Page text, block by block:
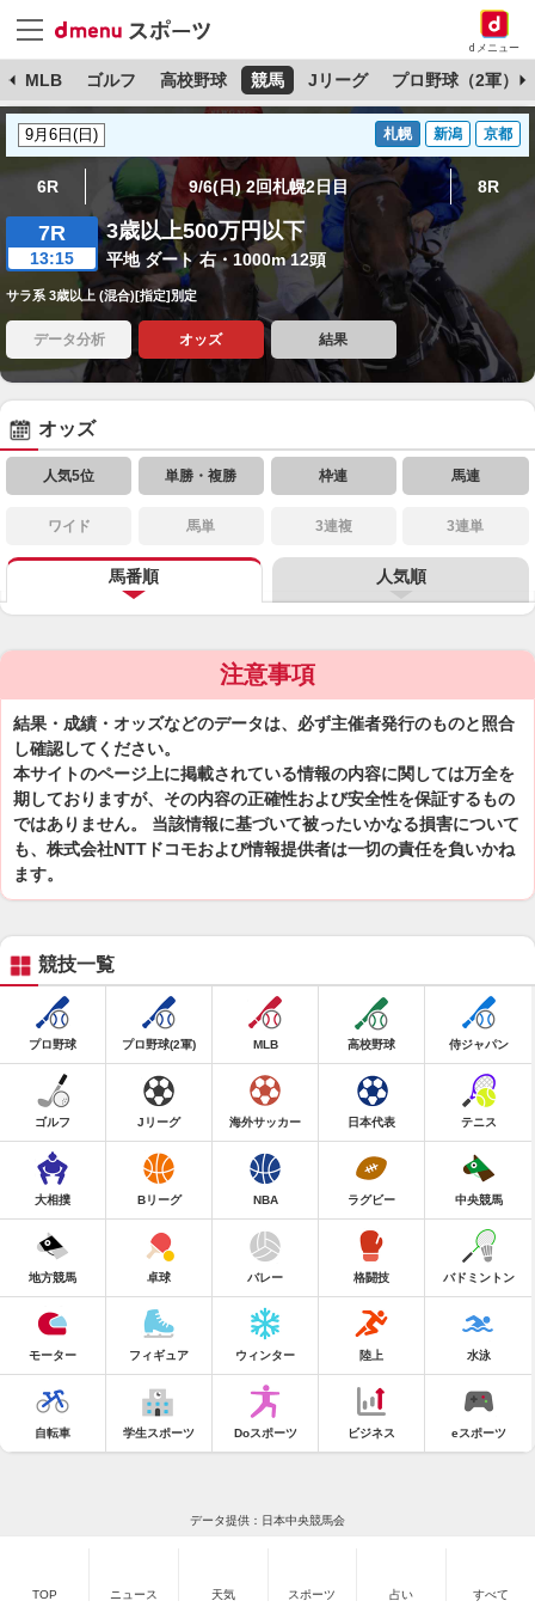
dメニュー
MLB ゴルフ 高校野球 競馬 Jリーグ プロ野球（2軍）
札幌 新潟 京都
6R 9/6(日) 2回札幌2日目 8R
7R
13:15
3歳以上500万円以下
平地 ダート 右・1000m 12頭
サラ系 3歳以上 (混合)[指定]別定
データ分析 オッズ 結果
オッズ
人気5位 単勝・複勝 枠連 馬連
ワイド 馬単 3連複 3連単
馬番順 人気順
注意事項
結果・成績・オッズなどのデータは、必ず主催者発行のものと照合
し確認してください。
本サイトのページ上に掲載されている情報の内容に関しては万全を
期しておりますが、その内容の正確性および安全性を保証するもの
ではありません。 当該情報に基づいて被ったいかなる損害について
も、株式会社NTTドコモおよび情報提供者は一切の責任を負いかね
ます。
競技一覧
プロ野球 プロ野球(2軍) MLB 高校野球 侍ジャパン
ゴルフ Jリーグ 海外サッカー 日本代表 テニス
大相撲 Bリーグ NBA ラグビー 中央競馬
地方競馬 卓球 バレー 格闘技 バドミントン
モーター フィギュア ウィンター 陸上 水泳
自転車 学生スポーツ Doスポーツ ビジネス eスポーツ
データ提供：日本中央競馬会
TOP ニュース 天気 スポーツ 占い すべて